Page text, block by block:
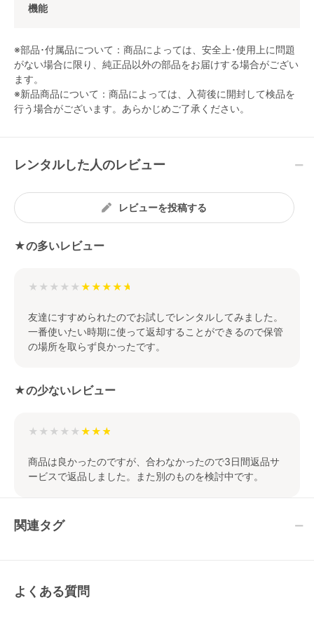
機能
※部品･付属品について：商品によっては、安全上･使用上に問題
がない場合に限り、純正品以外の部品をお届けする場合がござい
ます。
※新品商品について：商品によっては、入荷後に開封して検品を
行う場合がございます。あらかじめご了承ください。
レンタルした人のレビュー
レビューを投稿する
★の多いレビュー
★★★★★
友達にすすめられたのでお試しでレンタルしてみました。
一番使いたい時期に使って返却することができるので保管
の場所を取らず良かったです。
★の少ないレビュー
★★★★★
商品は良かったのですが、合わなかったので3日間返品サ
ービスで返品しました。また別のものを検討中です。
関連タグ
よくある質問